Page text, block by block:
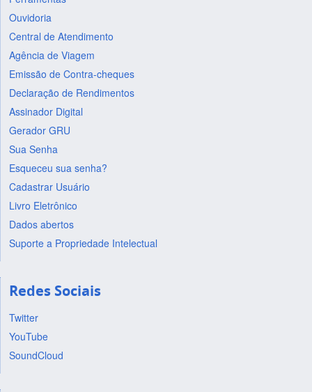
Ouvidoria
Central de Atendimento
Agência de Viagem
Emissão de Contra-cheques
Declaração de Rendimentos
Assinador Digital
Gerador GRU
Sua Senha
Esqueceu sua senha?
Cadastrar Usuário
Livro Eletrônico
Dados abertos
Suporte a Propriedade Intelectual
Redes Sociais
Twitter
YouTube
SoundCloud